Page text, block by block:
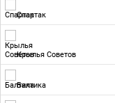
Спартак
Крылья Советов
Балтика